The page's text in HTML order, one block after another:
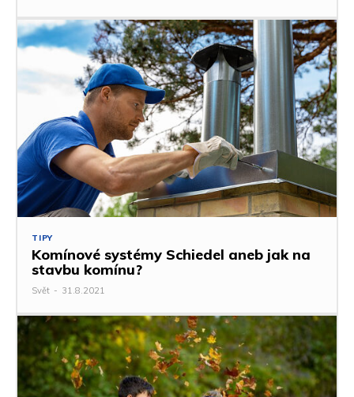
TIPY
Komínové systémy Schiedel aneb jak na
stavbu komínu?
Svět - 31.8.2021